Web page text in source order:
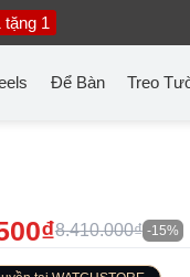
tặng 1
Để Bàn Treo
8.410.000₫ -15%